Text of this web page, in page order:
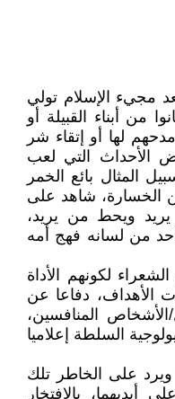
مجيء الإسلام تولي
من أبناء القبيلة أو
لها أو إتقاء شر
الأحداث التي لعب
المثال بائع الخمر
الخسارة، شاهد على
ويحط من يريد،
من لسانه فهج أمه
لكونهم الأداة
الأهداف، دفاعا عن
الأشخاص المنافسين،
السلطة إعلاميا
ويرد على الخاطر تلك
أيديهما، بالافتخار